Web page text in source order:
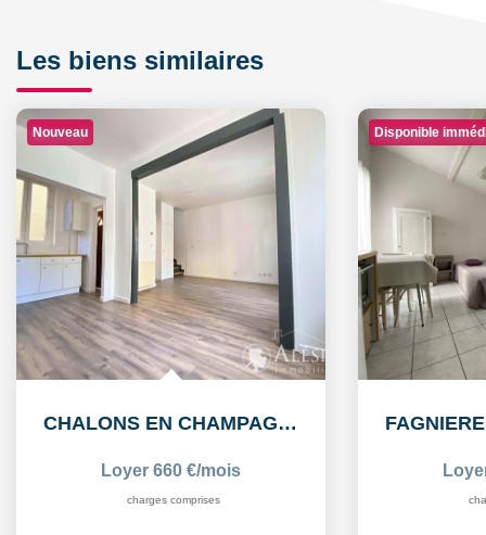
Les biens similaires
Nouveau
CHALONS EN CHAMPAGNE: Appartement T3 en duplex
Loyer 660 €/mois
charges comprises
Disponible